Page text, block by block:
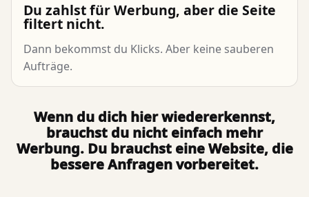
Du zahlst für Werbung, aber die Seite
filtert nicht.
Dann bekommst du Klicks. Aber keine sauberen
Aufträge.
Wenn du dich hier wiedererkennst,
brauchst du nicht einfach mehr
Werbung. Du brauchst eine Website, die
bessere Anfragen vorbereitet.